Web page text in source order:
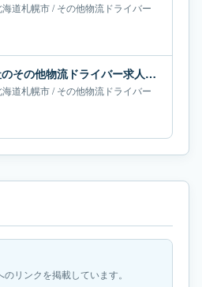
道札幌市/その他物流ドライバー
札幌エムケイ株式会社のその他物流ドライバー求人｜北海道札幌市｜月給61万-67万円
道札幌市/その他物流ドライバー
リンクを掲載しています。